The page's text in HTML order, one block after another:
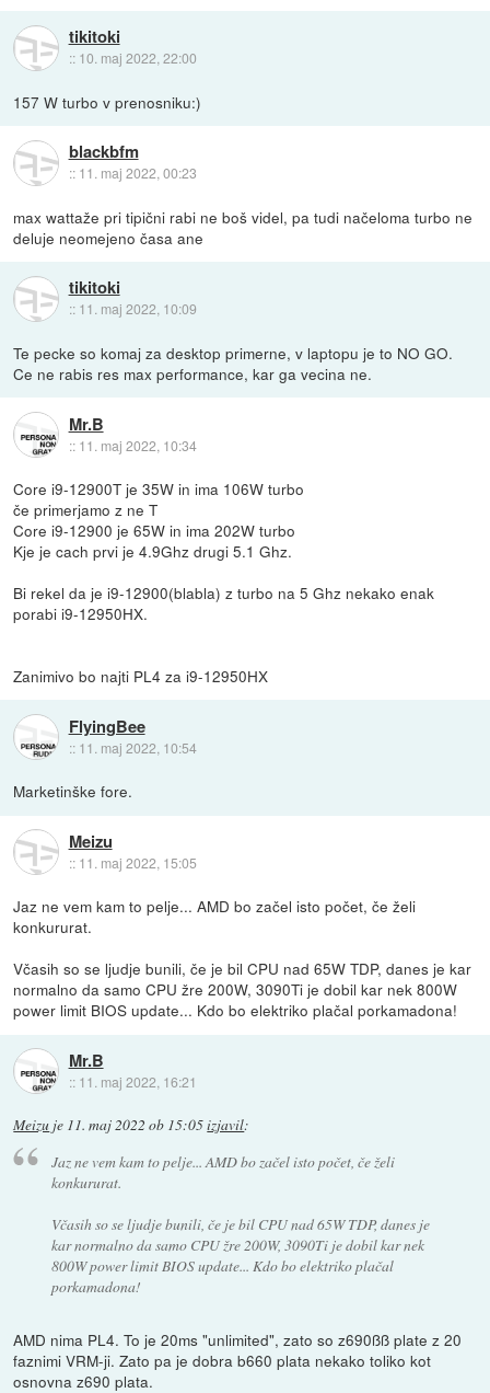
tikitoki
:: 10. maj 2022, 22:00
157 W turbo v prenosniku:)
blackbfm
:: 11. maj 2022, 00:23
max wattaže pri tipični rabi ne boš videl, pa tudi načeloma turbo ne
deluje neomejeno časa ane
tikitoki
:: 11. maj 2022, 10:09
Te pecke so komaj za desktop primerne, v laptopu je to NO GO.
Ce ne rabis res max performance, kar ga vecina ne.
Mr.B
:: 11. maj 2022, 10:34
Core i9-12900T je 35W in ima 106W turbo
če primerjamo z ne T
Core i9-12900 je 65W in ima 202W turbo
Kje je cach prvi je 4.9Ghz drugi 5.1 Ghz.
Bi rekel da je i9-12900(blabla) z turbo na 5 Ghz nekako enak
porabi i9-12950HX.
Zanimivo bo najti PL4 za i9-12950HX
FlyingBee
:: 11. maj 2022, 10:54
Marketinške fore.
Meizu
:: 11. maj 2022, 15:05
Jaz ne vem kam to pelje... AMD bo začel isto počet, če želi
konkururat.
Včasih so se ljudje bunili, če je bil CPU nad 65W TDP, danes je kar
normalno da samo CPU žre 200W, 3090Ti je dobil kar nek 800W
power limit BIOS update... Kdo bo elektriko plačal porkamadona!
Mr.B
:: 11. maj 2022, 16:21
Meizu je 11. maj 2022 ob 15:05izjavil:
Jaz ne vem kam to pelje... AMD bo začel isto počet, če želi
konkururat.
Včasih so se ljudje bunili, če je bil CPU nad 65W TDP, danes je
kar normalno da samo CPU žre 200W, 3090Ti je dobil kar nek
800W power limit BIOS update... Kdo bo elektriko plačal
porkamadona!
AMD nima PL4. To je 20ms "unlimited", zato so z690ßß plate z 20
faznimi VRM-ji. Zato pa je dobra b660 plata nekako toliko kot
osnovna z690 plata.